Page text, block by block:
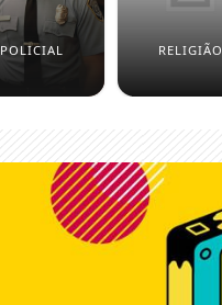
POLICIAL RELIGIÃO